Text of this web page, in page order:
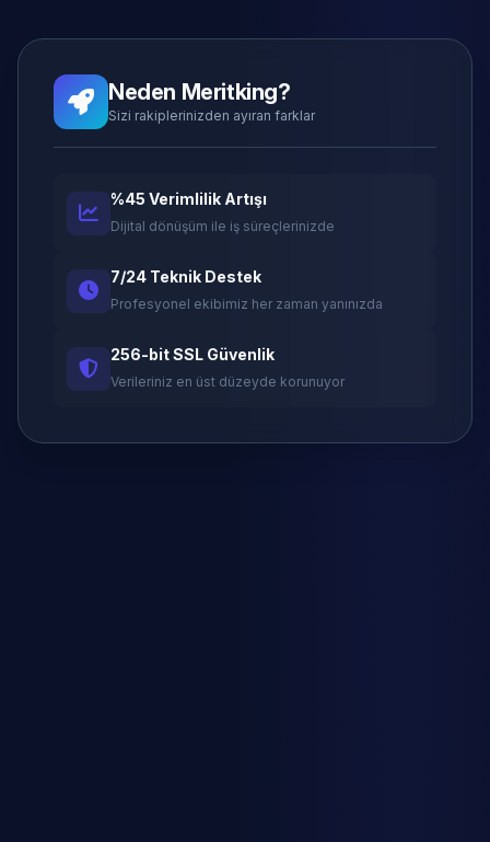
Neden Meritking?
Sizi rakiplerinizden ayıran farklar
%45 Verimlilik Artışı
Dijital dönüşüm ile iş süreçlerinizde
7/24 Teknik Destek
Profesyonel ekibimiz her zaman yanınızda
256-bit SSL Güvenlik
Verileriniz en üst düzeyde korunuyor